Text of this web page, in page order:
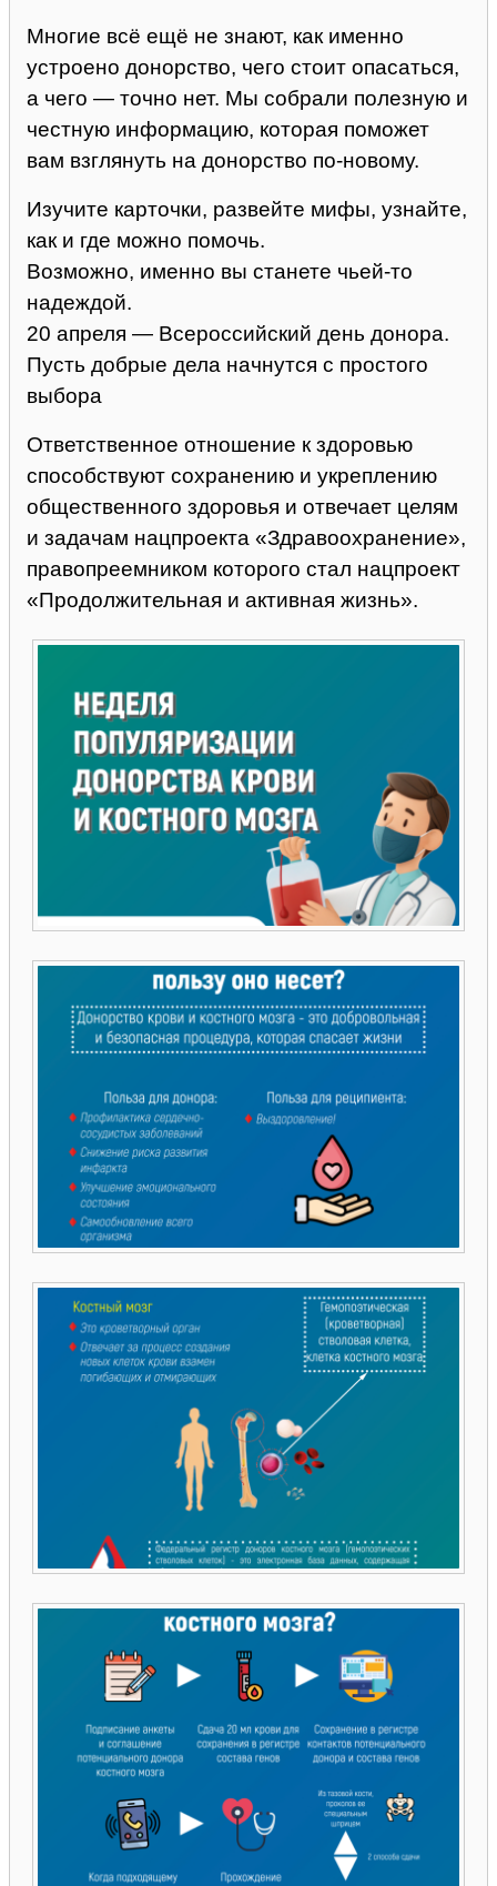
Многие всё ещё не знают, как именно
устроено донорство, чего стоит опасаться,
а чего — точно нет. Мы собрали полезную и
честную информацию, которая поможет
вам взглянуть на донорство по-новому.
Изучите карточки, развейте мифы, узнайте,
как и где можно помочь.
Возможно, именно вы станете чьей-то
надеждой.
20 апреля — Всероссийский день донора.
Пусть добрые дела начнутся с простого
выбора
Ответственное отношение к здоровью
способствуют сохранению и укреплению
общественного здоровья и отвечает целям
и задачам нацпроекта «Здравоохранение»,
правопреемником которого стал нацпроект
«Продолжительная и активная жизнь».